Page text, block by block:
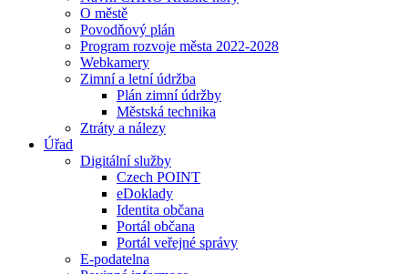
O městě
Povodňový plán
Program rozvoje města 2022-2028
Webkamery
Zimní a letní údržba
Plán zimní údržby
Městská technika
Ztráty a nálezy
Úřad
Digitální služby
Czech POINT
eDoklady
Identita občana
Portál občana
Portál veřejné správy
E-podatelna